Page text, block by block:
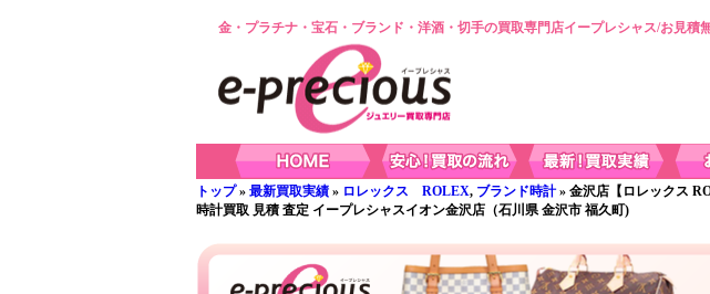
金・プラチナ・宝石・ブランド・洋酒・切手の買取専門店イープレシャス/お見積
トップ» 最新買取実績 » ロレックス ROLEX, ブランド時計» 金沢店【ロレックス
時計買取 見積 査定 イープレシャスイオン金沢店（石川県 金沢市 福久町)